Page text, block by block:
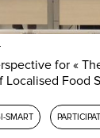
for «
Food
SMART